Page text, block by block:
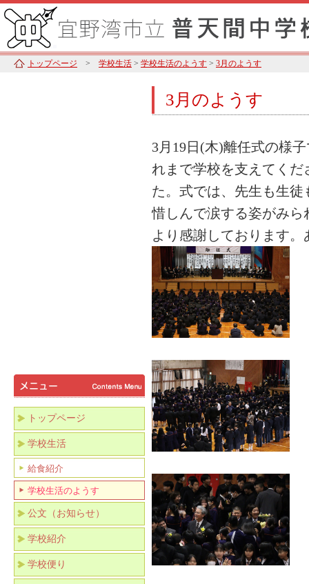
トップページ > 学校生活 > 学校生活のようす > 3月のようす
3月のようす
3月19日(木)離任式の様
れまで学校を支えてく
た。式では、先生も生
惜しんで涙する姿がみ
より感謝しております
トップページ
学校生活
給食紹介
学校生活のようす
公文（お知らせ）
学校紹介
学校便り